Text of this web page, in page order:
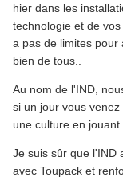
hier dans les
technologie et de
a pas de limites pour
bien de tous..
Au nom de l'IND,
si un jour vous
une culture en jouant
Je suis sûr que l'IND
avec Toupack et